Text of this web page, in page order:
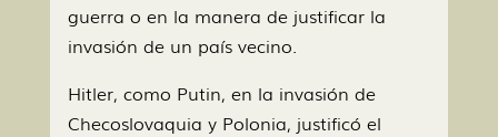
guerra o en la manera de justificar la
invasión de un país vecino.
Hitler, como Putin, en la invasión de
Checoslovaquia y Polonia, justificó el